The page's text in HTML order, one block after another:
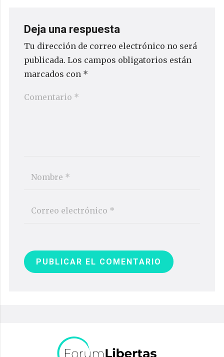
Deja una respuesta
Tu dirección de correo electrónico no será
publicada. Los campos obligatorios están
marcados con *
PUBLICAR EL COMENTARIO